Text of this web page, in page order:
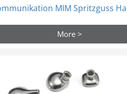
More >